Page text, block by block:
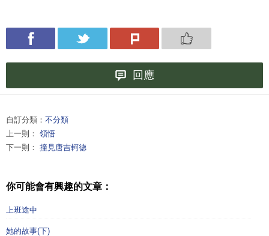
回應
自訂分類： 不分類
上一則： 領悟
下一則： 撞見唐吉軻德
你可能會有興趣的文章：
上班途中
她的故事(下)